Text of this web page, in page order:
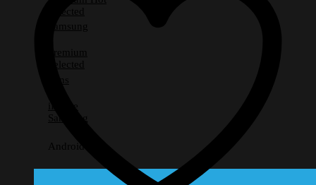
Selected
Samsung
Premium
Selected
Lens
iPhone
Samsung
Android อื่นๆ